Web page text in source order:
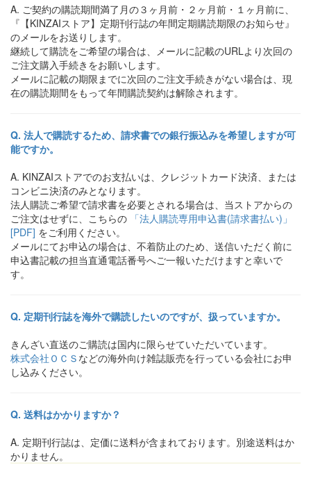
ご契約の購読期間満了月の３ヶ月前・２ヶ月前・１ヶ月前に、
『【KINZAIストア】定期刊行誌の年間定期購読期限のお知らせ』
のメールをお送りします。
継続して購読をご希望の場合は、メールに記載のURLより次回の
ご注文購入手続きをお願いします。
メールに記載の期限までに次回のご注文手続きがない場合は、現
在の購読期間をもって年間購読契約は解除されます。
法人で購読するため、請求書での銀行振込みを希望しますが可
能ですか。
KINZAIストアでのお支払いは、クレジットカード決済、または
コンビニ決済のみとなります。
法人購読ご希望で請求書を必要とされる場合は、当ストアからの
ご注文はせずに、こちらの 「法人購読専用申込書(請求書払い)」
[PDF] をご利用ください。
メールにてお申込の場合は、不着防止のため、送信いただく前に
申込書記載の担当直通電話番号へご一報いただけますと幸いで
す。
定期刊行誌を海外で購読したいのですが、扱っていますか。
きんざい直送のご購読は国内に限らせていただいています。
株式会社ＯＣＳ などの海外向け雑誌販売を行っている会社にお申
し込みください。
送料はかかりますか？
定期刊行誌は、定価に送料が含まれております。別途送料はか
かりません。